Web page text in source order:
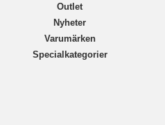
Outlet
Nyheter
Varumärken
Specialkategorier